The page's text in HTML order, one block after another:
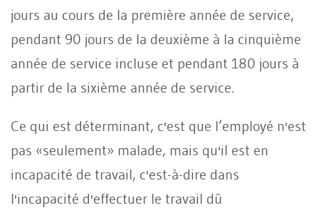
jours au cours de la première année de service,
pendant 90 jours de la deuxième à la cinquième
année de service incluse et pendant 180 jours à
partir de la sixième année de service.
Ce qui est déterminant, c'est que l’employé n'est
pas «seulement» malade, mais qu'il est en
incapacité de travail, c'est-à-dire dans
l'incapacité d'effectuer le travail dû